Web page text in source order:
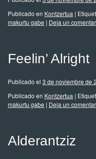
Publicado en Kontzertua |
makurtu gabe | Deja un
Feelin’ Alright
Publicado el 3 de noviembre de
Publicado en Kontzertua |
makurtu gabe | Deja un
Alderantziz